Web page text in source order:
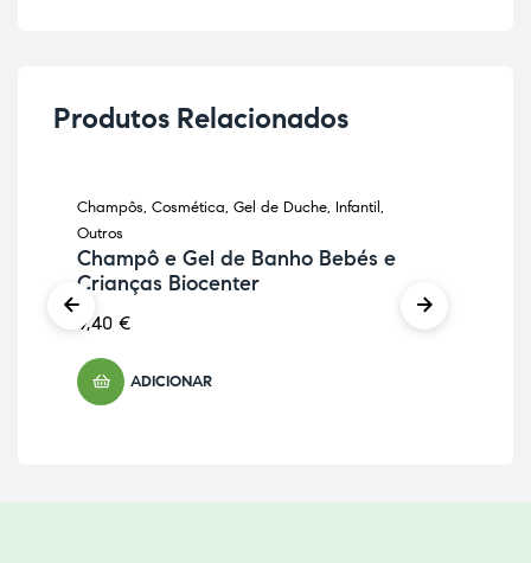
Produtos Relacionados
Champôs, Cosmética, Gel de Duche, Infantil ,
Outros
Champô e Gel de Banho Bebés e
Crianças Biocenter
9,40 €
ADICIONAR